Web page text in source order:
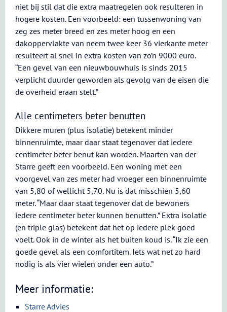
niet bij stil dat die extra maatregelen ook resulteren in
hogere kosten. Een voorbeeld: een tussenwoning van
zeg zes meter breed en zes meter hoog en een
dakoppervlakte van neem twee keer 36 vierkante meter
resulteert al snel in extra kosten van zo’n 9000 euro.
“Een gevel van een nieuwbouwhuis is sinds 2015
verplicht duurder geworden als gevolg van de eisen die
de overheid eraan stelt.”
Alle centimeters beter benutten
Dikkere muren (plus isolatie) betekent minder
binnenruimte, maar daar staat tegenover dat iedere
centimeter beter benut kan worden. Maarten van der
Starre geeft een voorbeeld. Een woning met een
voorgevel van zes meter had vroeger een binnenruimte
van 5,80 of wellicht 5,70. Nu is dat misschien 5,60
meter. “Maar daar staat tegenover dat de bewoners
iedere centimeter beter kunnen benutten.” Extra isolatie
(en triple glas) betekent dat het op iedere plek goed
voelt. Ook in de winter als het buiten koud is. “Ik zie een
goede gevel als een comfortitem. Iets wat net zo hard
nodig is als vier wielen onder een auto.”
Meer informatie:
Starre Advies